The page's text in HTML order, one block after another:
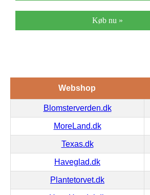
Køb nu »
Webshop
Blomsterverden.dk
MoreLand.dk
Texas.dk
Haveglad.dk
Plantetorvet.dk